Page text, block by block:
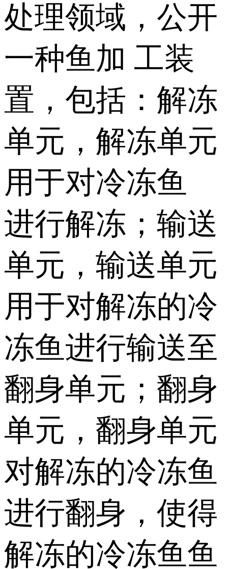
处理领域，公开
一种鱼加 工装
置，包括：解冻
单元，解冻单元
用于对冷冻鱼
进行解冻；输送
单元，输送单元
用于对解冻的冷
冻鱼进行输送至
翻身单元；翻身
单元，翻身单元
对解冻的冷冻鱼
进行翻身，使得
解冻的冷冻鱼鱼